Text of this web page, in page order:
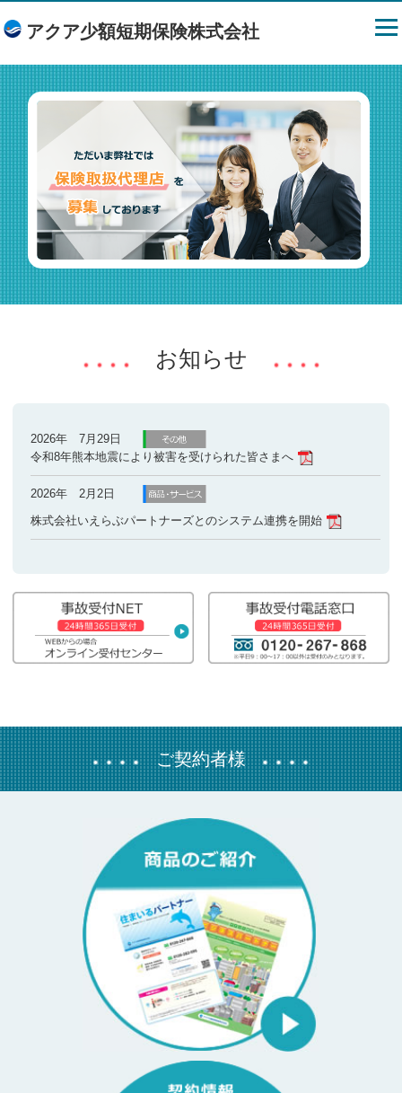
アクア少額短期保険株式会社
お知らせ
2026年 7月29日
令和8年熊本地震により被害を受けられた皆さまへ
2026年 2月2日
株式会社いえらぶパートナーズとのシステム連携を開始
2025年 9月25日
特約の訂正についてのお知らせ
2025年 7月31日
令和7年カムチャツカ半島付近の地震に伴う津波により被害を受け
2025年 4月21日
システムメンテナンスのお知らせ
2024年 10月11日
システムメンテナンスのお知らせ
2024年 9月2日
令和6年台風第10号に伴う災害により被害を受けられました皆さま
保険契約のオンラインによる解約について
ご契約者様